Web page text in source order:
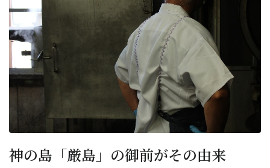
神の島「厳島」の御前がその由来